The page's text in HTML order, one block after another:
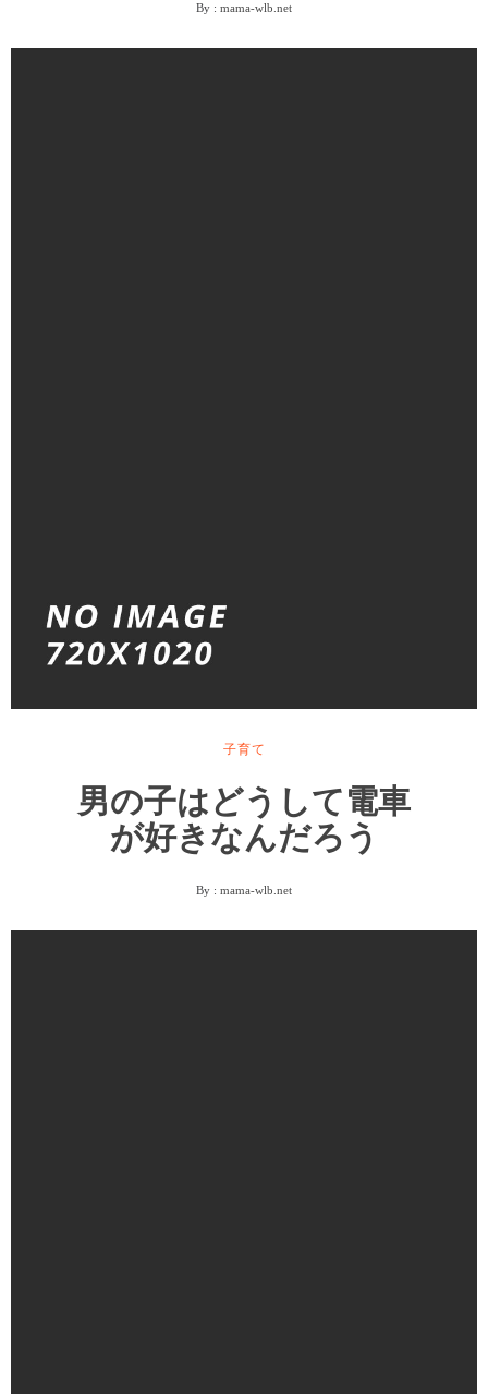
By : mama-wlb.net
子育て
男の子はどうして電車
が好きなんだろう
By : mama-wlb.net